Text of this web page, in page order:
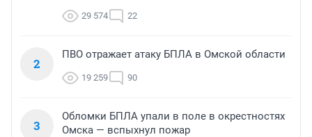
29 574 22
2
ПВО отражает атаку БПЛА в Омской области
19 259 90
3
Обломки БПЛА упали в поле в окрестностях
Омска — вспыхнул пожар